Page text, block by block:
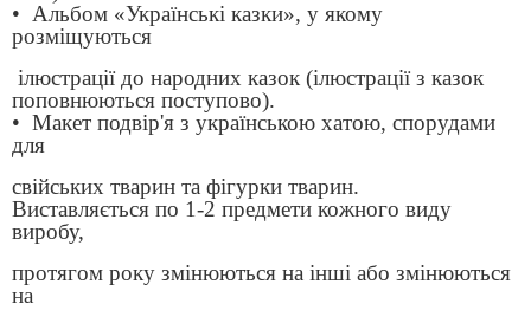
• Альбом «Українські казки», у якому
розміщуються
ілюстрації до народних казок (ілюстрації з казок
поповнюються поступово).
• Макет подвір'я з українською хатою, спорудами
для
свійських тварин та фігурки тварин.
Виставляється по 1-2 предмети кожного виду
виробу,
протягом року змінюються на інші або змінюються
на